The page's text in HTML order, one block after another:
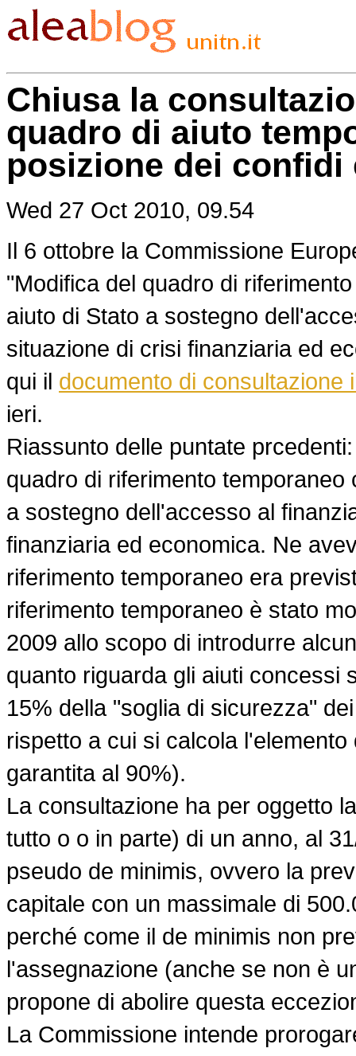
Chiusa la
quadro di aiuto
posizione dei confidi
Wed 27 Oct 2010, 09.54
Il 6 ottobre la Commissione
"Modifica del quadro di
aiuto di Stato a sostegno
situazione di crisi finanziaria ed
qui il documento di consultazione
ieri.
Riassunto delle puntate
quadro di riferimento
a sostegno dell'accesso al
finanziaria ed economica. Ne
riferimento temporaneo era
riferimento temporaneo è stato
2009 allo scopo di introdurre
quanto riguarda gli aiuti concessi
15% della "soglia di sicurezza"
rispetto a cui si calcola
garantita al 90%).
La consultazione ha per oggetto
tutto o o in parte) di un anno, al
pseudo de minimis, ovvero la
capitale con un massimale di
perché come il de minimis non
l'assegnazione (anche se non è
propone di abolire questa
La Commissione intende